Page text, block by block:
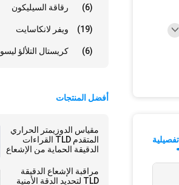
رقاقة السيليكون (6)
ويفر لانكاسايت (19)
كريستال التلألؤ ليسو (6)
أفضل المنتجات
مقياس الدوزيمتر الحراري
المتقدم TLD القراءات
الدقيقة الحماية من الإشعاع
مراقبة الإشعاع الدقيقة
TLD لتحديد الدقة الأمنية